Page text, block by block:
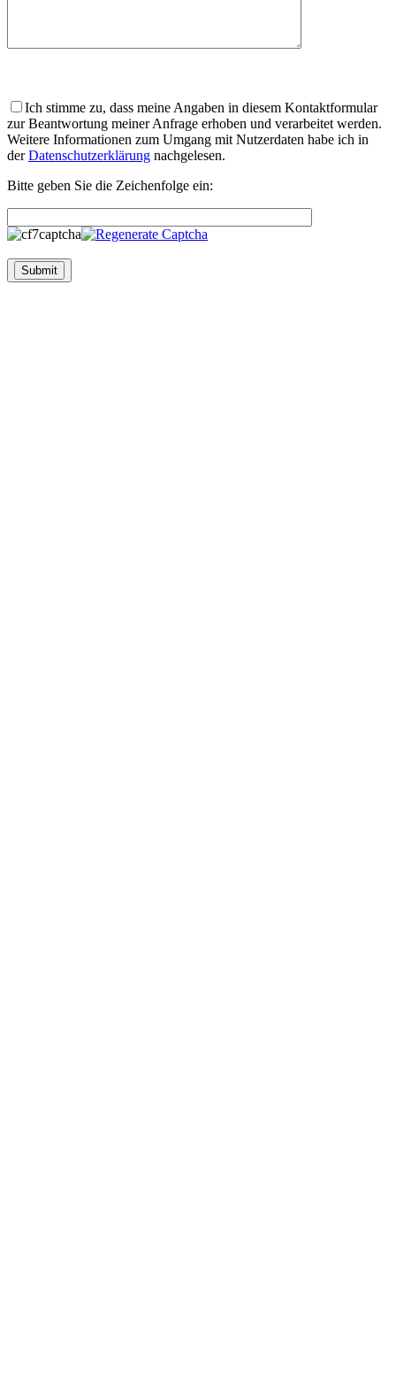
dieses
Feld
leer.
Ich stimme zu, dass meine Angaben in diesem Kontaktformular
zur Beantwortung meiner Anfrage erhoben und verarbeitet werden.
Weitere Informationen zum Umgang mit Nutzerdaten habe ich in
derDatenschutzerklärung nachgelesen.
Bitte geben Sie die Zeichenfolge ein: